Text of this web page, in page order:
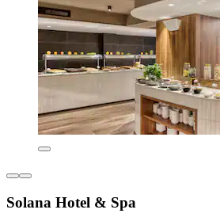
Solana Hotel & Spa